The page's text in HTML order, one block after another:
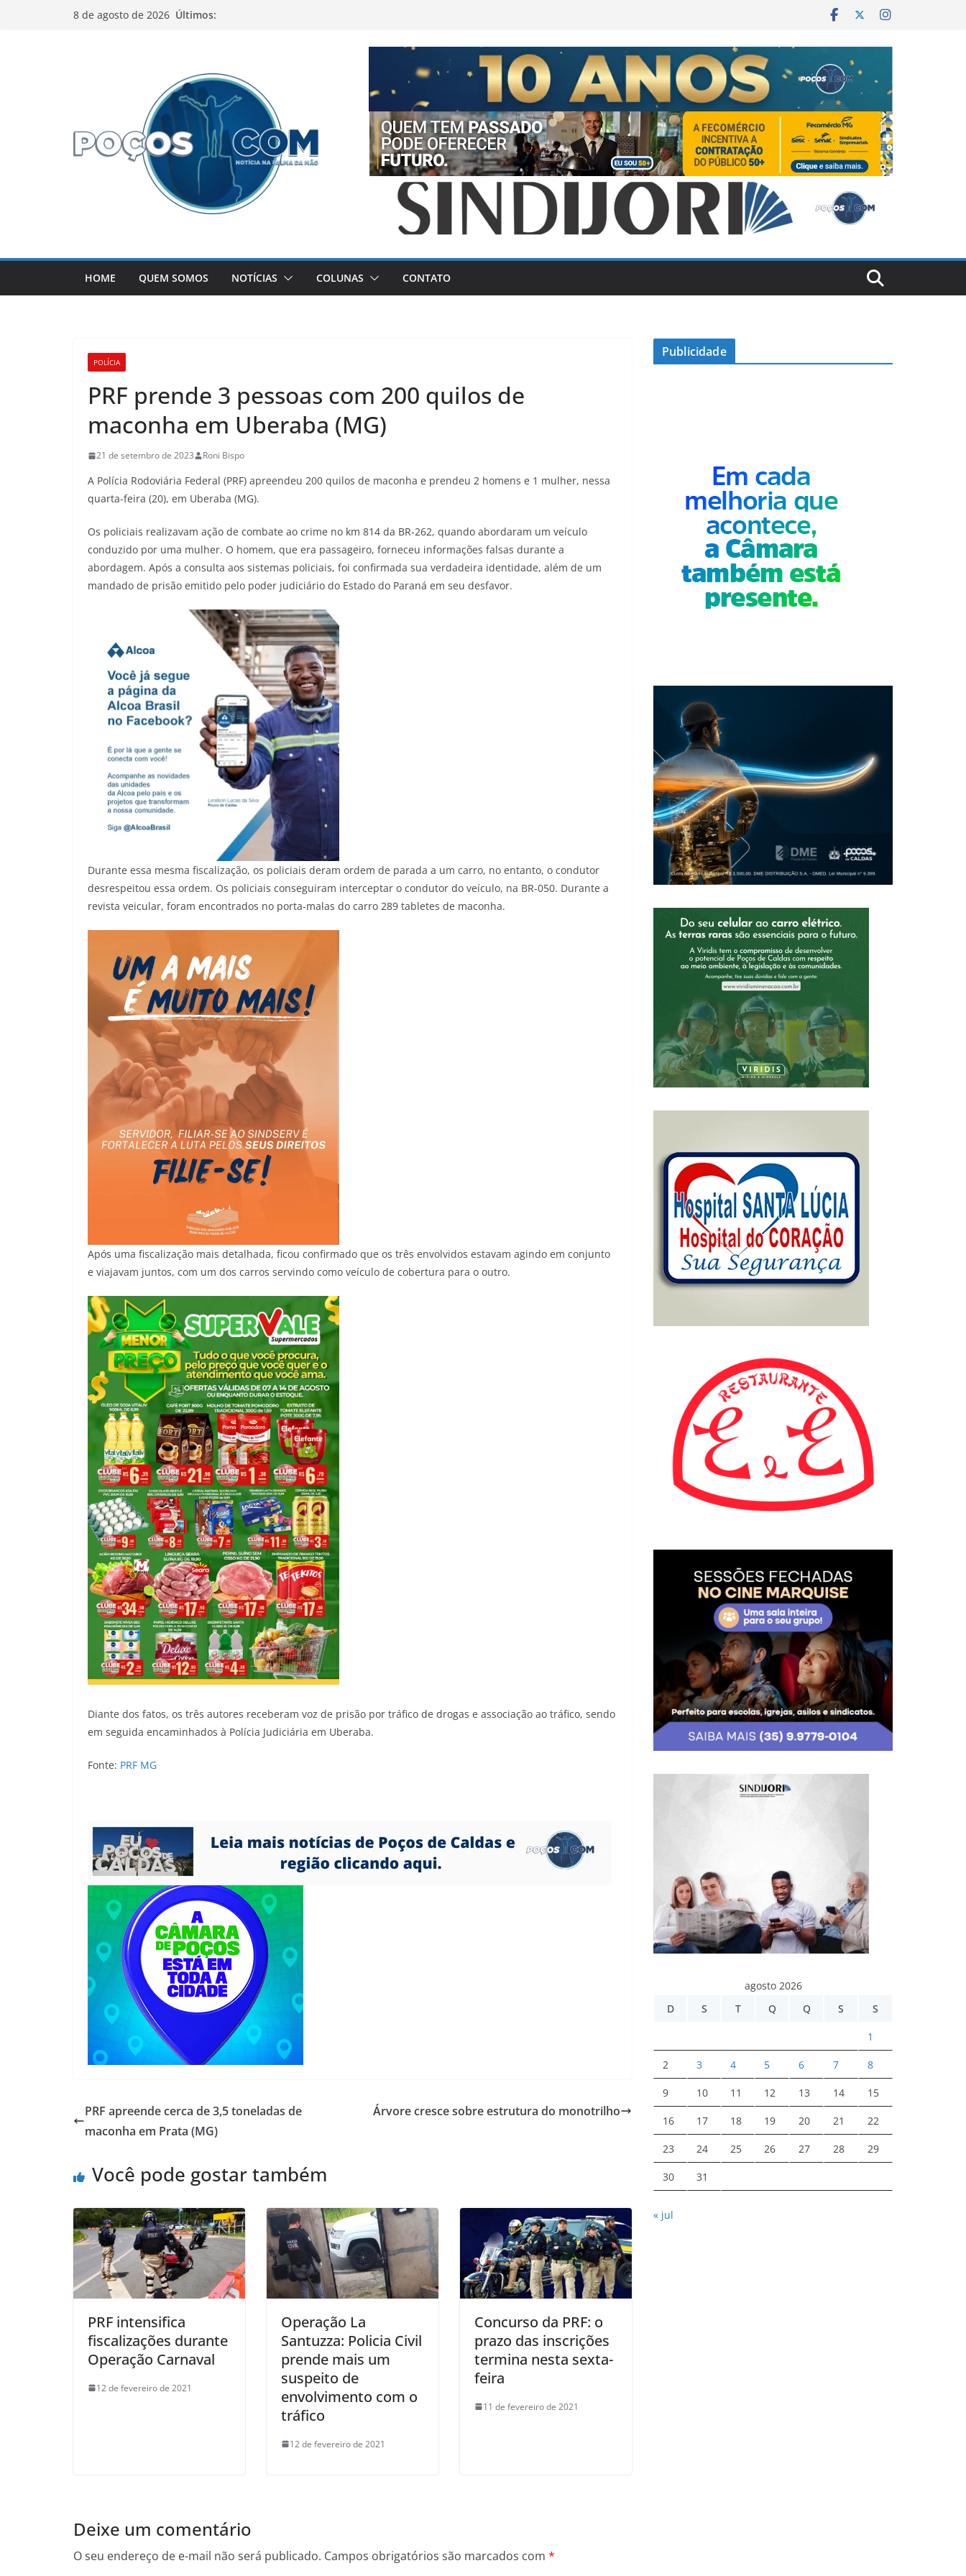
8 de agosto de 2026 Últimos:
HOME QUEM SOMOS NOTÍCIAS COLUNAS CONTATO
POLÍCIA
PRF prende 3 pessoas com 200 quilos de
maconha em Uberaba (MG)
21 de setembro de 2023 Roni Bispo
A Polícia Rodoviária Federal (PRF) apreendeu 200 quilos de maconha e prendeu 2 homens e 1 mulher, nessa
quarta-feira (20), em Uberaba (MG).
Os policiais realizavam ação de combate ao crime no km 814 da BR-262, quando abordaram um veículo
conduzido por uma mulher. O homem, que era passageiro, forneceu informações falsas durante a
abordagem. Após a consulta aos sistemas policiais, foi confirmada sua verdadeira identidade, além de um
mandado de prisão emitido pelo poder judiciário do Estado do Paraná em seu desfavor.
Durante essa mesma fiscalização, os policiais deram ordem de parada a um carro, no entanto, o condutor
desrespeitou essa ordem. Os policiais conseguiram interceptar o condutor do veículo, na BR-050. Durante a
revista veicular, foram encontrados no porta-malas do carro 289 tabletes de maconha.
Após uma fiscalização mais detalhada, ficou confirmado que os três envolvidos estavam agindo em conjunto
e viajavam juntos, com um dos carros servindo como veículo de cobertura para o outro.
Diante dos fatos, os três autores receberam voz de prisão por tráfico de drogas e associação ao tráfico, sendo
em seguida encaminhados à Polícia Judiciária em Uberaba.
Fonte: PRF MG
PRF apreende cerca de 3,5 toneladas de
maconha em Prata (MG)
Árvore cresce sobre estrutura do monotrilho
Você pode gostar também
PRF intensifica
fiscalizações durante
Operação Carnaval
12 de fevereiro de 2021
Operação La
Santuzza: Policia Civil
prende mais um
suspeito de
envolvimento com o
tráfico
12 de fevereiro de 2021
Concurso da PRF: o
prazo das inscrições
termina nesta sexta-
feira
11 de fevereiro de 2021
Deixe um comentário
O seu endereço de e-mail não será publicado. Campos obrigatórios são marcados com *
Publicidade
agosto 2026
D
S T Q Q S S
1
2 3 4 5 6 7 8
9 10 11 12 13 14 15
16 17 18 19 20 21 22
23 24 25 26 27 28 29
30 31
« jul